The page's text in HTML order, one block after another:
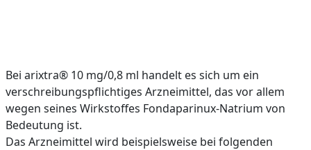
Bei arixtra® 10 mg/0,8 ml handelt es sich um ein
verschreibungspflichtiges Arzneimittel, das vor allem
wegen seines Wirkstoffes Fondaparinux-Natrium von
Bedeutung ist.
Das Arzneimittel wird beispielsweise bei folgenden